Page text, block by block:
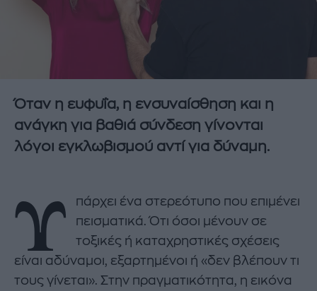
Όταν η ευφυΐα, η ενσυναίσθηση και η
ανάγκη για βαθιά σύνδεση γίνονται
λόγοι εγκλωβισμού αντί για δύναμη.
Υ
πάρχει ένα στερεότυπο που επιμένει
πεισματικά. Ότι όσοι μένουν σε
τοξικές ή καταχρηστικές σχέσεις
είναι αδύναμοι, εξαρτημένοι ή «δεν βλέπουν τι
τους γίνεται». Στην πραγματικότητα, η εικόνα